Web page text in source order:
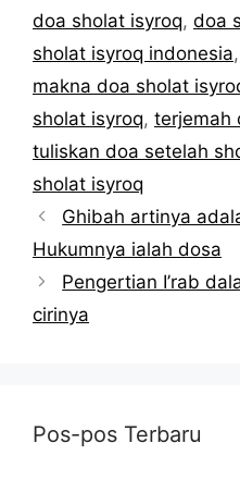
doa sholat isyroq, doa
sholat isyroq indonesia,
makna doa sholat
sholat isyroq, terjemah
tuliskan doa setelah
sholat isyroq
Ghibah artinya
Hukumnya ialah dosa
Pengertian I’rab
cirinya
Pos-pos Terbaru